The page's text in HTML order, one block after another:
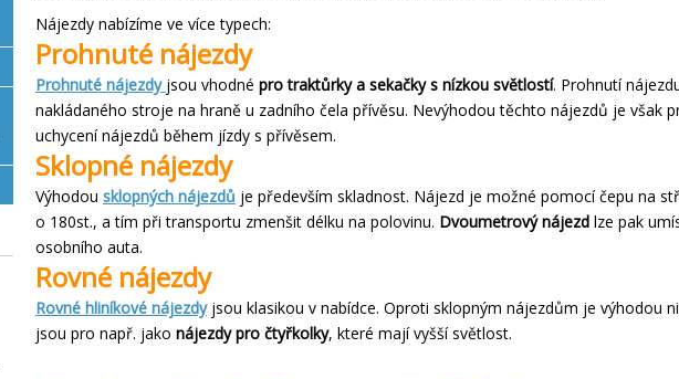
Nájezdy nabízíme ve více typech:
Prohnuté nájezdy
Prohnuté nájezdy jsou vhodné pro traktůrky a sekačky s nízkou světlostí. Prohnutí
nakládaného stroje na hraně u zadního čela přívěsu. Nevýhodou těchto nájezdů je však
uchycení nájezdů během jízdy s přívěsem.
Sklopné nájezdy
Výhodou sklopných nájezdů je především skladnost. Nájezd je možné pomocí čepu na
o 180st., a tím při transportu zmenšit délku na polovinu. Dvoumetrový nájezd lze pak
osobního auta.
Rovné nájezdy
Rovné hliníkové nájezdyjsou klasikou v nabídce. Oproti sklopným nájezdům je výhodou
jsou pro např. jako nájezdy pro čtyřkolky, které mají vyšší světlost.